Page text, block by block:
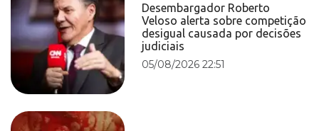
Desembargador Roberto
Veloso alerta sobre competição
desigual causada por decisões
judiciais
05/08/2026 22:51